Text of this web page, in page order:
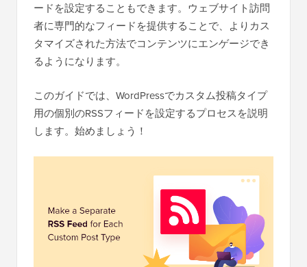
ードを設定することもできます。ウェブサイト訪問
者に専門的なフィードを提供することで、よりカス
タマイズされた方法でコンテンツにエンゲージでき
るようになります。
このガイドでは、WordPressでカスタム投稿タイプ
用の個別のRSSフィードを設定するプロセスを説明
します。始めましょう！